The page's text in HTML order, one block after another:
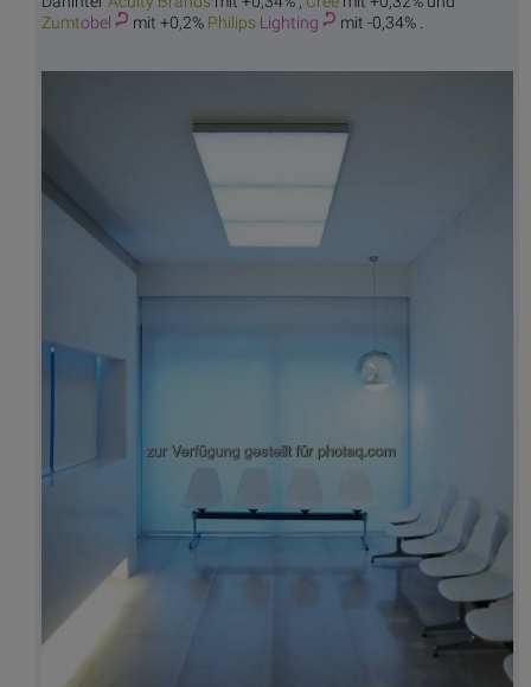
Zumtobel mit +0,2% Philips Lighting mit -0,34% .